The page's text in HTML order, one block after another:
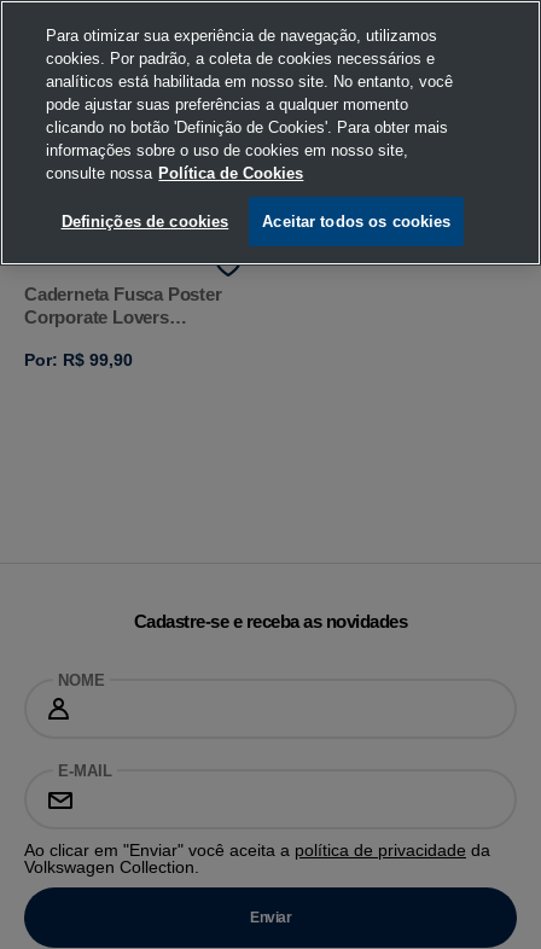
Home Volkswagen Papelaria Terra
FILTRAR Ordenar por
Caderneta Fusca Poster
Corporate Lovers
Por: R$ 99,90
Cadastre-se e receba as novidades
NOME
E-MAIL
Ao clicar em "Enviar" você aceita a política de privacidade da
Volkswagen Collection.
Para otimizar sua experiência de navegação, utilizamos
cookies. Por padrão, a coleta de cookies necessários e
analíticos está habilitada em nosso site. No entanto, você
pode ajustar suas preferências a qualquer momento
clicando no botão 'Definição de Cookies'. Para obter mais
informações sobre o uso de cookies em nosso site,
consulte nossa Política de Cookies
Definições de cookies Aceitar todos os cookies